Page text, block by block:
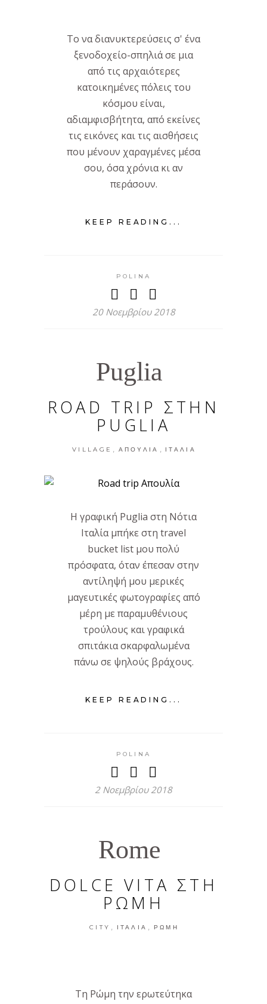
Το να διανυκτερεύσεις σ' ένα
ξενοδοχείο-σπηλιά σε μια
από τις αρχαιότερες
κατοικημένες πόλεις του
κόσμου είναι,
αδιαμφισβήτητα, από εκείνες
τις εικόνες και τις αισθήσεις
που μένουν χαραγμένες μέσα
σου, όσα χρόνια κι αν
περάσουν.
KEEP READING...
POLINA
20 Νοεμβρίου 2018
Puglia
ROAD TRIP ΣΤΗΝ
PUGLIA
VILLAGE ΑΠΟΥΛΊΑ ΙΤΑΛΊΑ
Η γραφική Puglia στη Νότια
Ιταλία μπήκε στη travel
bucket list μου πολύ
πρόσφατα, όταν έπεσαν στην
αντίληψή μου μερικές
μαγευτικές φωτογραφίες από
μέρη με παραμυθένιους
τρούλους και γραφικά
σπιτάκια σκαρφαλωμένα
πάνω σε ψηλούς βράχους.
KEEP READING...
POLINA
2 Νοεμβρίου 2018
Rome
DOLCE VITA ΣΤΗ
ΡΩΜΗ
CITY ΙΤΑΛΊΑ ΡΏΜΗ
Τη Ρώμη την ερωτεύτηκα